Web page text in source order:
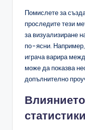
Помислете за
проследите тези
за визуализиране
по-ясни. Например,
играча варира
може да показва
допълнително